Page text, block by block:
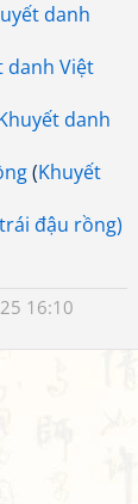
danh
danh Việt
danh
(Khuyết
đậu rồng)
16:10